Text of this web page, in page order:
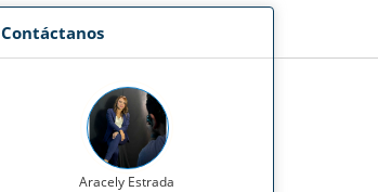
Contáctanos
Aracely Estrada